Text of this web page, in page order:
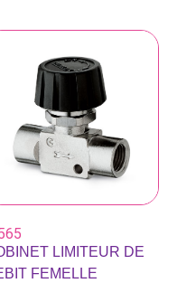
LIMITEUR DE
FEMELLE